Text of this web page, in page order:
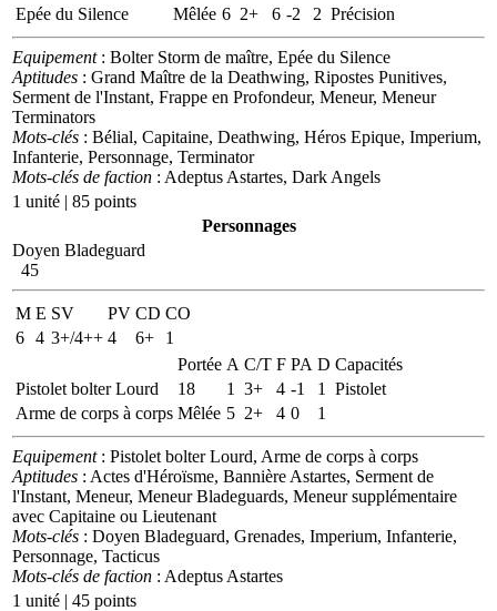
Epée du Silence
Mêlée 6 2+ 6 -2 2 Précision
Equipement: Bolter Storm de maître, Epée du Silence
Aptitudes : Grand Maître de la Deathwing, Ripostes Punitives,
Serment de l'Instant, Frappe en Profondeur, Meneur, Meneur
Terminators
Mots-clés : Bélial, Capitaine, Deathwing, Héros Epique, Imperium,
Infanterie, Personnage, Terminator
Mots-clés de faction : Adeptus Astartes, Dark Angels
1 unité | 85 points
Personnages
Doyen Bladeguard
45
M E SV PV CD CO
6 4 3+/4++ 4 6+
1
Portée A C/T F PA D Capacités
Pistolet bolter Lourd
18 1 3+ 4 -1 1
Pistolet
Arme de corps à corps Mêlée 5 2+ 4 0 1
Equipement: Pistolet bolter Lourd, Arme de corps à corps
Aptitudes : Actes d'Héroïsme, Bannière Astartes, Serment de
l'Instant, Meneur, Meneur Bladeguards, Meneur supplémentaire
avec Capitaine ou Lieutenant
Mots-clés : Doyen Bladeguard, Grenades, Imperium, Infanterie,
Personnage, Tacticus
Mots-clés de faction : Adeptus Astartes
1 unité | 45 points